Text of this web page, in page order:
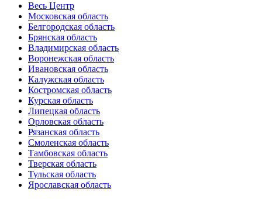
Весь Центр
Московская область
Белгородская область
Брянская область
Владимирская область
Воронежская область
Ивановская область
Калужская область
Костромская область
Курская область
Липецкая область
Орловская область
Рязанская область
Смоленская область
Тамбовская область
Тверская область
Тульская область
Ярославская область